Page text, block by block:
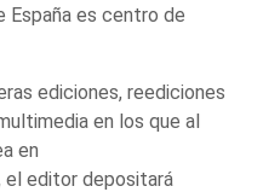
es centro de
ediciones, reediciones
en los que al
en
el editor depositará